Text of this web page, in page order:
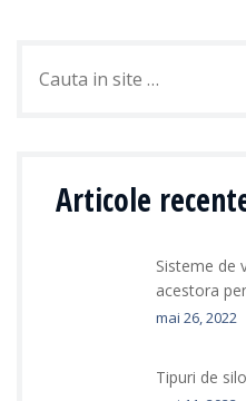
Articole
Sisteme de
acestora
mai 26, 2022
Tipuri de